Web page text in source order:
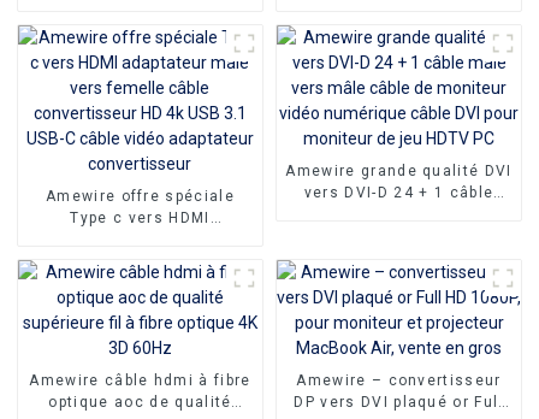
DVI 24 + 1 avec
connecteurs plaqués or en
filet en Nylon
mâle peu coûteux qui offre
toujours des performances
de premier ordre
Amewire offre spéciale
Type c vers HDMI
femelle câble
convertisseur HD 4k USB
3.1 USB-C câble vidéo
adaptateur convertisseur
Amewire grande qualité DVI
vers DVI-D 24 + 1 câble
câble DVI pour moniteur de
jeu HDTV PC
Amewire câble hdmi à fibre
optique aoc de qualité
Amewire – convertisseur
DP vers DVI plaqué or Full